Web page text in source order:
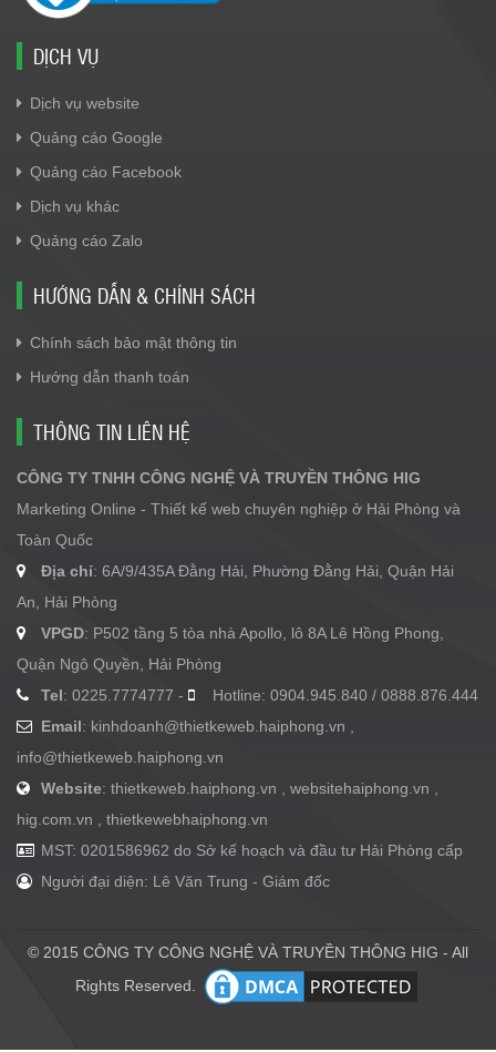
DỊCH VỤ
Dịch vụ website
Quảng cáo Google
Quảng cáo Facebook
Dịch vụ khác
Quảng cáo Zalo
HƯỚNG DẪN & CHÍNH SÁCH
Chính sách bảo mật thông tin
Hướng dẫn thanh toán
THÔNG TIN LIÊN HỆ
CÔNG TY TNHH CÔNG NGHỆ VÀ TRUYỀN THÔNG HIG
Marketing Online - Thiết kế web chuyên nghiệp ở Hải Phòng và
Toàn Quốc
Địa chỉ: 6A/9/435A Đằng Hải, Phường Đằng Hải, Quận Hải
An, Hải Phòng
VPGD: P502 tầng 5 tòa nhà Apollo, lô 8A Lê Hồng Phong,
Quận Ngô Quyền, Hải Phòng
Tel: 0225.7774777 -
Hotline: 0904.945.840 / 0888.876.444
Email: kinhdoanh@thietkeweb.haiphong.vn ,
info@thietkeweb.haiphong.vn
Website: thietkeweb.haiphong.vn , websitehaiphong.vn ,
hig.com.vn , thietkewebhaiphong.vn
MST: 0201586962 do Sở kế hoạch và đầu tư Hải Phòng cấp
Người đại diện: Lê Văn Trung - Giám đốc
© 2015 CÔNG TY CÔNG NGHỆ VÀ TRUYỀN THÔNG HIG - All
Rights Reserved.